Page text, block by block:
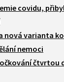
covidu,
nová varianta
nemoci
čtvrtou